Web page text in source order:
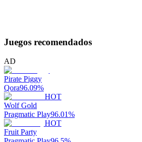
Juegos recomendados
AD
Pirate Piggy
Qora96.09%
HOT
Wolf Gold
Pragmatic Play96.01%
HOT
Fruit Party